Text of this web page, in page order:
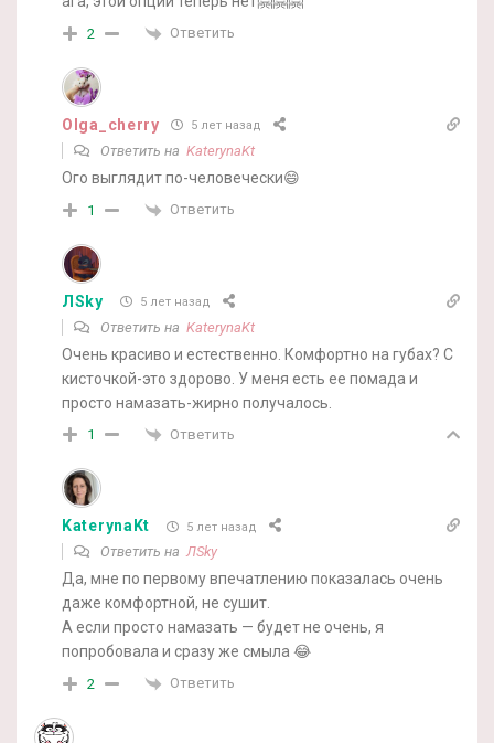
2 Ответить
Olga_cherry 5 лет назад
Ответить на KaterynaKt
Ого выглядит по-человечески😄
1 Ответить
ЛSky 5 лет назад
Ответить на KaterynaKt
Очень красиво и естественно. Комфортно на губах? С
кисточкой-это здорово. У меня есть ее помада и
просто намазать-жирно получалось.
1 Ответить
KaterynaKt 5 лет назад
Ответить наЛSky
Да, мне по первому впечатлению показалась очень
даже комфортной, не сушит.
А если просто намазать — будет не очень, я
попробовала и сразу же смыла 😂
2 Ответить